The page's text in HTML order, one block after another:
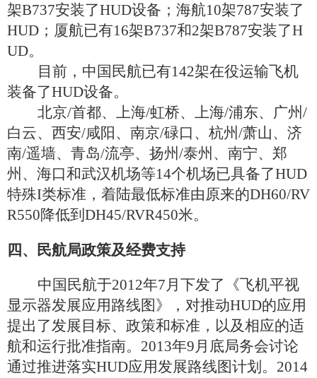
架B737安装了HUD设备；海航10架787安装了
HUD ；厦航已有16架B737和2架B787安装了H
UD。
目前，中国民航已有142架在役运输飞机
装备了HUD设备。
北京/首都、上海/虹桥、上海/浦东、广州/
白云、西安/咸阳、南京/碌口、杭州/萧山、济
南/遥墙、青岛/流亭、扬州/泰州、南宁、郑
州、海口和武汉机场等14个机场已具备了HUD
特殊I类标准，着陆最低标准由原来的DH60/RV
R550降低到 DH45/RVR450米。
四、民航局政策及经费支持
中国民航于2012年7月下发了《飞机平视
显示器发展应用路线图》，对推动HUD的应用
提出了发展目标、政策和标准，以及相应的适
航和运行批准指南。 2013年9月底局务会讨论
通过推进落实HUD应用发展路线图计划。 2014